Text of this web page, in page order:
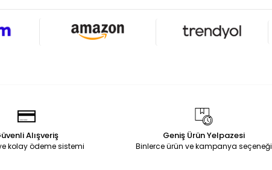
Alışveriş
kolay ödeme sistemi
Geniş Ürün Yelpazesi
Binlerce ürün ve kampanya seçeneği